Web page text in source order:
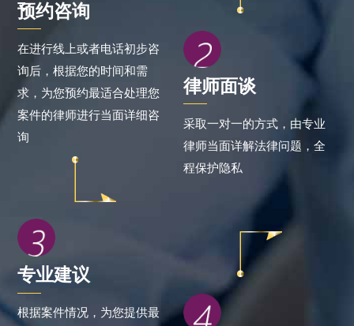
预约咨询
在进行线上或者电话初步咨
询后，根据您的时间和需
求，为您预约最适合处理您
案件的律师进行当面详细咨
询
律师面谈
采取一对一的方式，由专业
律师当面详解法律问题，全
程保护隐私
专业建议
根据案件情况，为您提供最